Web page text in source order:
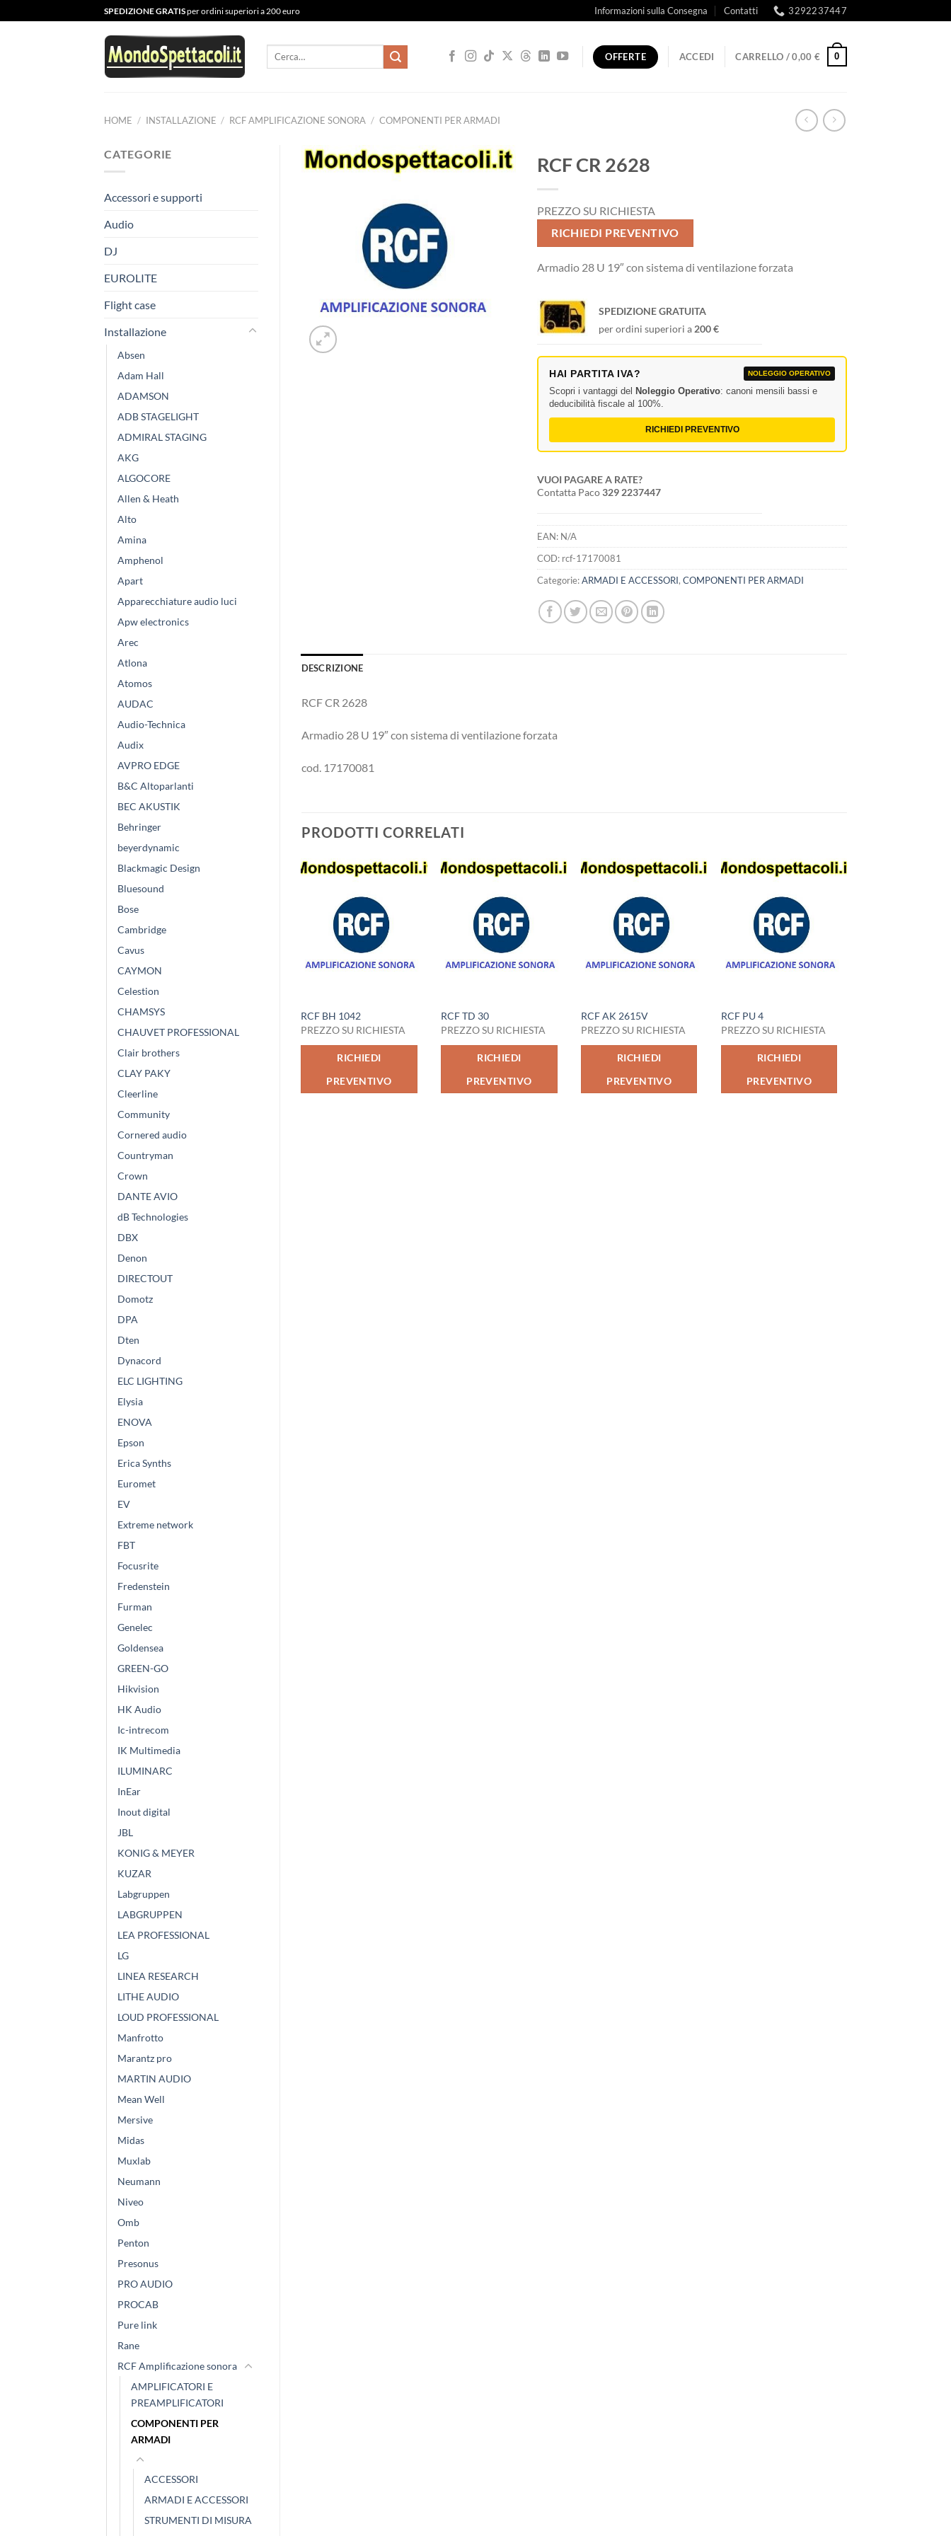
ai
SPEDIZIONE GRATISper ordini superiori a 200 euro Informazioni sulla Consegna Contatti 3292237447
Cerca: OFFERTE ACCEDI CARRELLO /0,00 € 0
HOME / INSTALLAZIONE / RCF AMPLIFICAZIONE SONORA / COMPONENTI PER ARMADI
CATEGORIE
Accessori e supporti
Audio
DJ
EUROLITE
Flight case
Installazione
Absen
Adam Hall
ADAMSON
ADB STAGELIGHT
ADMIRAL STAGING
AKG
ALGOCORE
Allen & Heath
Alto
Amina
Amphenol
Apart
Apparecchiature audio luci
Apw electronics
Arec
Atlona
Atomos
AUDAC
Audio-Technica
Audix
AVPRO EDGE
B&C Altoparlanti
BEC AKUSTIK
Behringer
beyerdynamic
Blackmagic Design
Bluesound
Bose
Cambridge
Cavus
CAYMON
Celestion
CHAMSYS
CHAUVET PROFESSIONAL
Clair brothers
CLAY PAKY
Cleerline
Community
Cornered audio
Countryman
Crown
DANTE AVIO
dB Technologies
DBX
Denon
DIRECTOUT
Domotz
DPA
Dten
Dynacord
ELC LIGHTING
Elysia
ENOVA
Epson
Erica Synths
Euromet
EV
Extreme network
FBT
Focusrite
Fredenstein
Furman
Genelec
Goldensea
GREEN-GO
Hikvision
HK Audio
Ic-intrecom
IK Multimedia
ILUMINARC
InEar
Inout digital
JBL
KONIG & MEYER
KUZAR
Labgruppen
LABGRUPPEN
LEA PROFESSIONAL
LG
LINEA RESEARCH
LITHE AUDIO
LOUD PROFESSIONAL
Manfrotto
Marantz pro
MARTIN AUDIO
Mean Well
Mersive
Midas
Muxlab
Neumann
Niveo
Omb
Penton
Presonus
PRO AUDIO
PROCAB
Pure link
Rane
RCF Amplificazione sonora
AMPLIFICATORI E
PREAMPLIFICATORI
COMPONENTI PER
ARMADI
ACCESSORI
ARMADI E ACCESSORI
STRUMENTI DI MISURA
RCF CR 2628
PREZZO SU RICHIESTA
RICHIEDI PREVENTIVO
Armadio 28 U 19″ con sistema di ventilazione forzata
SPEDIZIONE GRATUITA
per ordini superiori a 200 €
HAI PARTITA IVA? NOLEGGIO OPERATIVO
Scopri i vantaggi del Noleggio Operativo: canoni mensili bassi e
deducibilità fiscale al 100%.
RICHIEDI PREVENTIVO
VUOI PAGARE A RATE?
Contatta Paco329 2237447
EAN: N/A
COD: rcf-17170081
Categorie:ARMADI E ACCESSORI,COMPONENTI PER ARMADI
DESCRIZIONE
RCF CR 2628
Armadio 28 U 19″ con sistema di ventilazione forzata
cod. 17170081
PRODOTTI CORRELATI
RCF BH 1042
PREZZO SU RICHIESTA
RICHIEDI
PREVENTIVO
RCF TD 30
PREZZO SU RICHIESTA
RICHIEDI
PREVENTIVO
RCF AK 2615V
PREZZO SU RICHIESTA
RICHIEDI
PREVENTIVO
RCF PU 4
PREZZO SU RICHIESTA
RICHIEDI
PREVENTIVO
PREZZO SU RICHIESTA
RCF AR 1050
PREZZO SU RICHIESTA